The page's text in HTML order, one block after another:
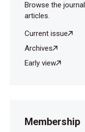
Browse the
articles.
Current issue
Archives
Early view
Membership